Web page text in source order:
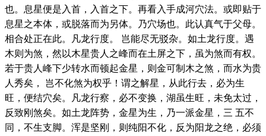
也。息星便是入首，入首之下。再看入手成河穴法。或即贴于
息星之本体，或脱落而为另体。乃穴场也。此认真气于父母。
相合处正在此。凡龙行度。 岂能尽无驳杂。如土龙行度。遇
木则为煞，然以木星贵人之峰而在土屏之下，虽为煞而有权。
若于贵人峰下少转水而顿起金星，则金可制木之煞，而水为贵
人秀矣， 岂不化煞为权乎！谓之解星，从此行去，必为生
旺，便结穴矣。凡龙行察，必不变换，湖虽生旺，未免太过，
反致刚煞矣。如土龙阵势，金星为生，乃一派金星，三 五不
同，不生支脚。浑是坚刚，则纯阳不化，反为阳龙之绝，必须